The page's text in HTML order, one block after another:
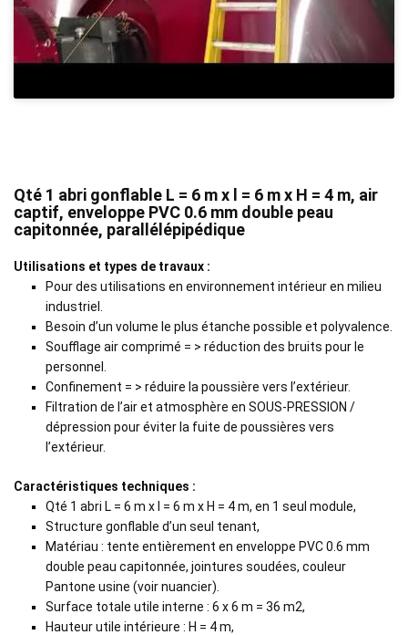
Qté 1 abri gonflable L = 6 m x l = 6 m x H = 4 m, air
captif, enveloppe PVC 0.6 mm double peau
capitonnée, parallélépipédique
Utilisations et types de travaux :
Pour des utilisations en environnement intérieur en milieu
industriel.
Besoin d’un volume le plus étanche possible et polyvalence.
Soufflage air comprimé = > réduction des bruits pour le
personnel.
Confinement = > réduire la poussière vers l’extérieur.
Filtration de l’air et atmosphère en SOUS-PRESSION /
dépression pour éviter la fuite de poussières vers
l’extérieur.
Caractéristiques techniques :
Qté 1 abri L = 6 m x l = 6 m x H = 4 m, en 1 seul module,
Structure gonflable d’un seul tenant,
Matériau : tente entièrement en enveloppe PVC 0.6 mm
double peau capitonnée, jointures soudées, couleur
Pantone usine (voir nuancier).
Surface totale utile interne : 6 x 6 m = 36 m2,
Hauteur utile intérieure : H = 4 m,